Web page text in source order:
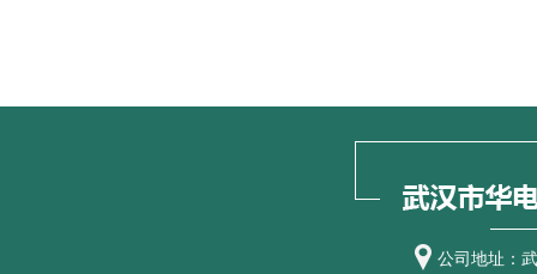
公司地址：